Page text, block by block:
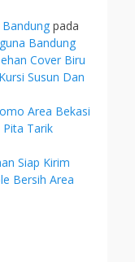
pada
Bandung
Cover Biru
Susun Dan
Area Bekasi
Pita Tarik
Siap Kirim
Bersih Area